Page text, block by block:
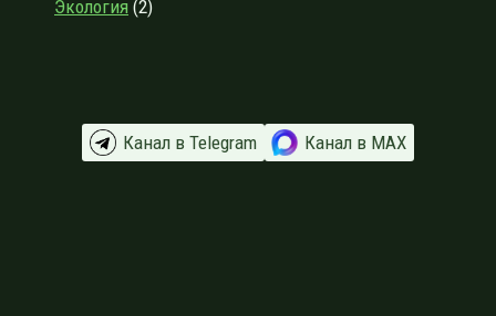
Экология (2)
Канал в Telegram Канал в МАХ